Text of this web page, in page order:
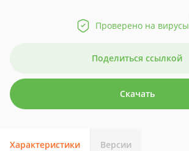
Проверено на вирусы
Поделиться ссылкой
Скачать
Характеристики Версии